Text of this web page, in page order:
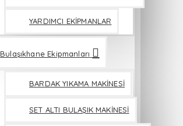
YARDIMCI EKİPMANLAR
Bulaşıkhane Ekipmanları
BARDAK YIKAMA MAKİNESİ
SET ALTI BULAŞIK MAKİNESİ